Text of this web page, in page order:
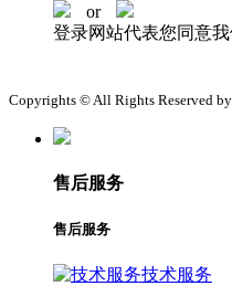
or
登录网站代表您同意
Copyrights © All Rights Reserved
售后服务
售后服务
技术服务